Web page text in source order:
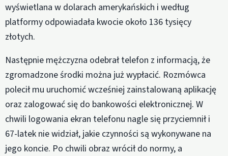
wyświetlana w dolarach amerykańskich i według
platformy odpowiadała kwocie około 136 tysięcy
złotych.
Następnie mężczyzna odebrał telefon z informacją, że
zgromadzone środki można już wypłacić. Rozmówca
polecił mu uruchomić wcześniej zainstalowaną aplikację
oraz zalogować się do bankowości elektronicznej. W
chwili logowania ekran telefonu nagle się przyciemnił i
67-latek nie widział, jakie czynności są wykonywane na
jego koncie. Po chwili obraz wrócił do normy, a